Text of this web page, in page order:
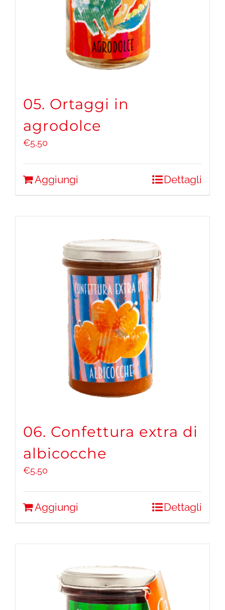
05. Ortaggi in
agrodolce
€5,50
Aggiungi Dettagli
06. Confettura extra di
albicocche
€5,50
Aggiungi Dettagli